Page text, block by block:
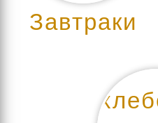
Завтраки